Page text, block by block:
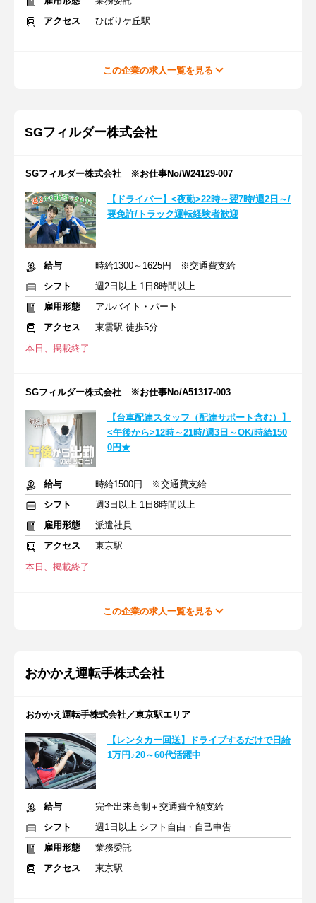
アクセス
ひばりケ丘駅
この企業の求人一覧を見る
SGフィルダー株式会社
SGフィルダー株式会社 ※お仕事No/W24129-007
【ドライバー】<夜勤>22時～翌7時/週2日～/
要免許/トラック運転経験者歓迎
給与
時給1300～1625円 ※交通費支給
シフト
週2日以上 1日8時間以上
雇用形態
アルバイト・パート
アクセス
東雲駅 徒歩5分
本日、掲載終了
SGフィルダー株式会社 ※お仕事No/A51317-003
【台車配達スタッフ（配達サポート含む）】
<午後から>12時～21時/週3日～OK/時給150
0円★
給与
時給1500円 ※交通費支給
シフト
週3日以上 1日8時間以上
雇用形態
派遣社員
アクセス
東京駅
本日、掲載終了
この企業の求人一覧を見る
おかかえ運転手株式会社
おかかえ運転手株式会社／東京駅エリア
【レンタカー回送】ドライブするだけで日給
1万円♪20～60代活躍中
給与
完全出来高制＋交通費全額支給
シフト
週1日以上 シフト自由・自己申告
雇用形態
業務委託
アクセス
東京駅